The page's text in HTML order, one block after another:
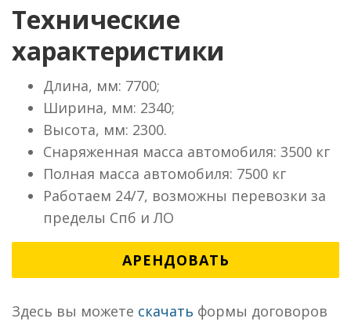
Технические
характеристики
Длина, мм: 7700;
Ширина, мм: 2340;
Высота, мм: 2300.
Снаряженная масса автомобиля: 3500 кг
Полная масса автомобиля: 7500 кг
Работаем 24/7, возможны перевозки за
пределы Спб и ЛО
АРЕНДОВАТЬ
Здесь вы можете скачать формы договоров